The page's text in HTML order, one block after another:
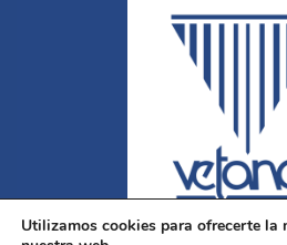
Utilizamos cookies para ofrecerte la